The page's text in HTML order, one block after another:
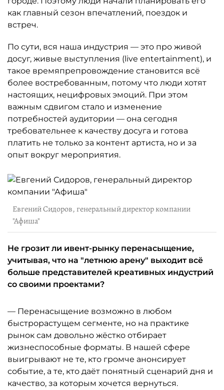
как главный сезон впечатлений, поездок и
встреч.
По сути, вся наша индустрия — это про живой
досуг, живые выступления (live entertainment), и
такое времяпрепровождение становится всё
более востребованным, потому что люди хотят
настоящих, нецифровых эмоций. При этом
важным сдвигом стало и изменение
потребностей аудитории — она сегодня
требовательнее к качеству досуга и готова
платить не только за контент артиста, но и за
опыт вокруг мероприятия.
Евгений Сидоров, генеральный директор компании
"Афиша"
Не грозит ли ивент-рынку перенасыщение,
учитывая, что на "летнюю арену" выходит всё
больше представителей креативных индустрий
со своими проектами?
— Перенасыщение возможно в любом
быстрорастущем сегменте, но на практике
рынок сам довольно жёстко отбирает
жизнеспособные форматы. В нашей сфере
выигрывают не те, кто громче анонсирует
событие, а те, кто даёт понятный сценарий дня и
качество, за которым хочется вернуться.